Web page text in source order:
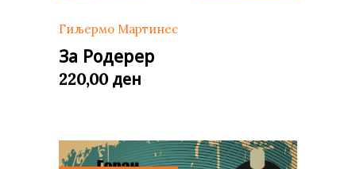
Гиљермо Мартинес
За Родерер
220,00 ден